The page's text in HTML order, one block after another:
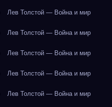
Лев Толстой — Война и мир
Лев Толстой — Война и мир
Лев Толстой — Война и мир
Лев Толстой — Война и мир
Лев Толстой — Война и мир